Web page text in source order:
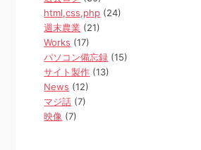
html,css,php (24)
週末農業 (21)
Works (17)
パソコン備忘録 (15)
サイト製作 (13)
News (12)
マジ話 (7)
映像 (7)